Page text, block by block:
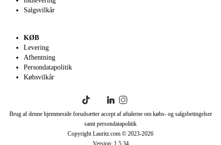
Salgsvilkår
KØB
Levering
Afhentning
Persondatapolitik
Købsvilkår
Brug af denne hjemmeside forudsætter accept af aftalerne om købs- og salgsbetingelser
samt persondatapolitik
Copyright Lauritz.com © 2023-2026
Version: 1.5.34